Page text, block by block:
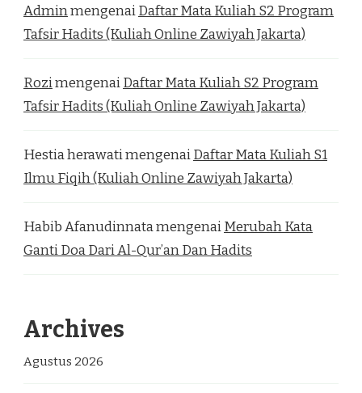
AdminmengenaiDaftar Mata Kuliah S2 Program
Tafsir Hadits (Kuliah Online Zawiyah Jakarta)
RozimengenaiDaftar Mata Kuliah S2 Program
Tafsir Hadits (Kuliah Online Zawiyah Jakarta)
Hestia herawatimengenaiDaftar Mata Kuliah S1
Ilmu Fiqih (Kuliah Online Zawiyah Jakarta)
Habib AfanudinnatamengenaiMerubah Kata
Ganti Doa Dari Al-Qur’an Dan Hadits
Archives
Agustus 2026